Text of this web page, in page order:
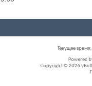
Текущее время:
Powered
Copyright © 2026